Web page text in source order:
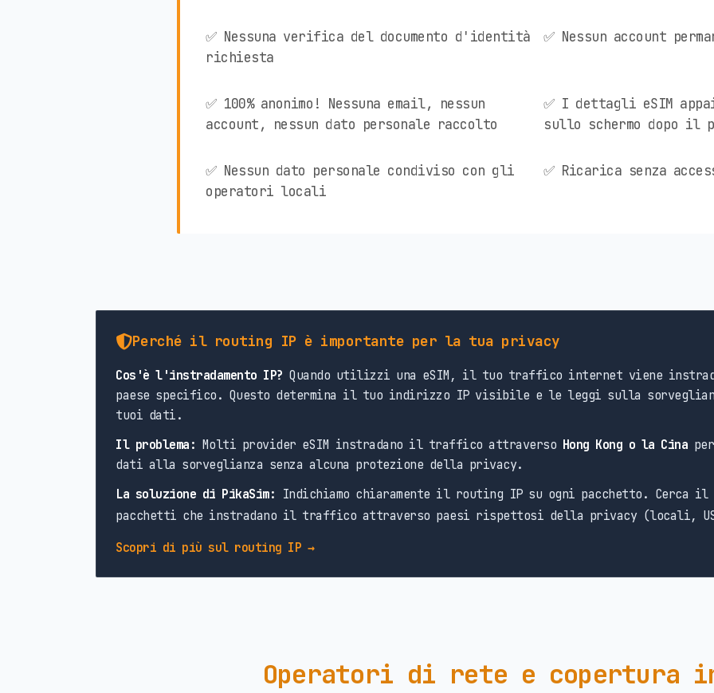
✅ Nessuna verifica del documento d'identità
richiesta
✅ Nessun account
✅ 100% anonimo! Nessuna email, nessun
account, nessun dato personale raccolto
✅ I dettagli eSIM
sullo schermo dopo il
✅ Nessun dato personale condiviso con gli
operatori locali
✅ Ricarica senza
Perché il routing IP è importante per la tua privacy
Cos'è l'instradamento IP? Quando utilizzi una eSIM, il tuo traffico internet viene
paese specifico. Questo determina il tuo indirizzo IP visibile e le leggi sulla
tuoi dati.
Il problema: Molti provider eSIM instradano il traffico attraverso Hong Kong o la Cina
dati alla sorveglianza senza alcuna protezione della privacy.
La soluzione di PikaSim: Indichiamo chiaramente il routing IP su ogni pacchetto. Cerca il
pacchetti che instradano il traffico attraverso paesi rispettosi della privacy (locali, USA,
Scopri di più sul routing IP →
Operatori di rete e copertura in